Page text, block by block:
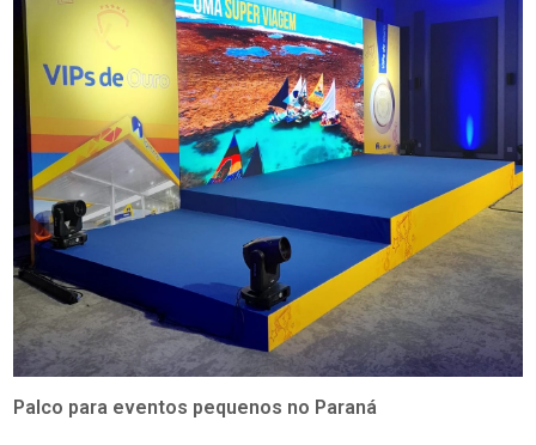
Palco para eventos pequenos no Paraná